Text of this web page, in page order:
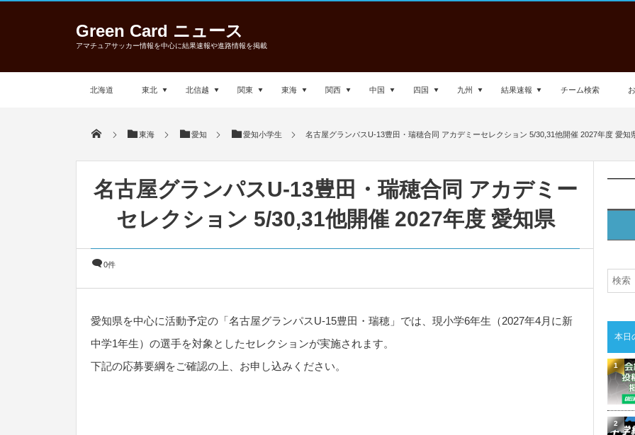
Green Card ニュース
アマチュアサッカー情報を中心に結果速報や進路情報を掲載
北海道 東北 北信越 関東 東海 関西 中国 四国 九州 結果速報 チーム検索
東海 愛知 愛知小学生 名古屋グランパスU-13豊田・瑞穂合同 アカデミーセレクション 5/30,31他開催 2027年度 愛知
名古屋グランパスU-13豊田・瑞穂合同 アカデミー
セレクション 5/30,31他開催 2027年度 愛知県
0件
愛知県を中心に活動予定の「名古屋グランパスU-15豊田・瑞穂」では、現小学6年生（2027年4月に新
中学1年生）の選手を対象としたセレクションが実施されます。
下記の応募要綱をご確認の上、お申し込みください。
本日
1
2